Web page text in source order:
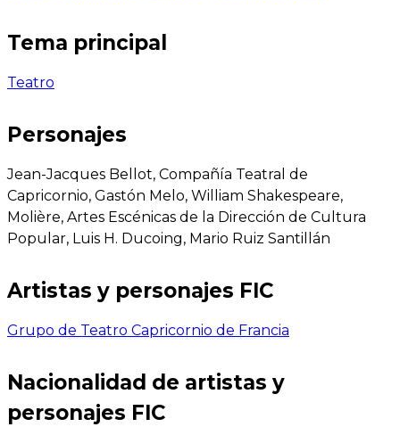
Tema principal
Teatro
Personajes
Jean-Jacques Bellot, Compañía Teatral de
Capricornio, Gastón Melo, William Shakespeare,
Molière, Artes Escénicas de la Dirección de Cultura
Popular, Luis H. Ducoing, Mario Ruiz Santillán
Artistas y personajes FIC
Grupo de Teatro Capricornio de Francia
Nacionalidad de artistas y
personajes FIC